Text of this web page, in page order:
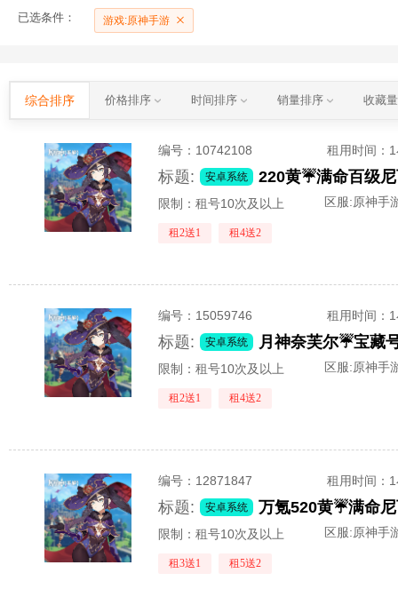
已选条件： 游戏:原神手游
综合排序 价格排序 时间排序 销量排序 收藏
编号： 10742108 租用时间 ：
标题: 安卓系统
限制：租号10次及以上 区服:原神手
租2送1 租4送2
编号： 15059746 租用时间 ：
标题: 安卓系统
限制：租号10次及以上 区服:原神手
租2送1 租4送2
编号： 12871847 租用时间 ：
标题: 安卓系统
限制：租号10次及以上 区服:原神手
租3送1 租5送2